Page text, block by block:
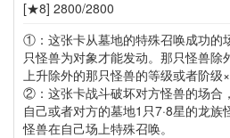
[★8] 2800/2800
①：这张卡从墓地的特殊召唤成功的
只怪兽为对象才能发动。那只怪兽除
上升除外的那只怪兽的等级或者阶级
②：这张卡战斗破坏对方怪兽的场合
自己或者对方的墓地1只7·8星的龙族
怪兽在自己场上特殊召唤。